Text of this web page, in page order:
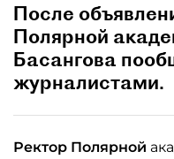
После
Полярной
Басангова
журналистами.
Ректор Полярной